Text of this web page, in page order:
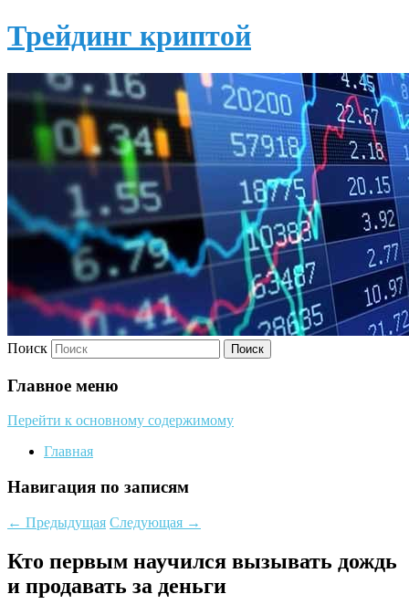
Трейдинг криптой
Поиск
Главное меню
Перейти к основному содержимому
Главная
Навигация по записям
← Предыдущая Следующая →
Кто первым научился вызывать дождь
и продавать за деньги